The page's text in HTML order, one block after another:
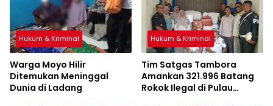
Hukum & Kriminal
Warga Moyo Hilir
Ditemukan Meninggal
Dunia di Ladang
Hukum & Kriminal
Tim Satgas Tambora
Amankan 321.996 Batang
Rokok Ilegal di Pulau